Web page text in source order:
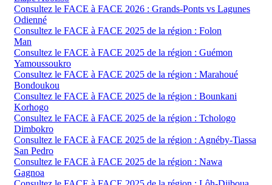
Consultez le FACE à FACE 2026 : Grands-Ponts vs Lagunes
Odienné
Consultez le FACE à FACE 2025 de la région : Folon
Man
Consultez le FACE à FACE 2025 de la région : Guémon
Yamoussoukro
Consultez le FACE à FACE 2025 de la région : Marahoué
Bondoukou
Consultez le FACE à FACE 2025 de la région : Bounkani
Korhogo
Consultez le FACE à FACE 2025 de la région : Tchologo
Dimbokro
Consultez le FACE à FACE 2025 de la région : Agnéby-Tiassa
San Pedro
Consultez le FACE à FACE 2025 de la région : Nawa
Gagnoa